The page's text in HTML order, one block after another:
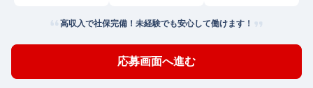
高収入で社保完備！未経験でも安心して働けます！
応募画面へ進む